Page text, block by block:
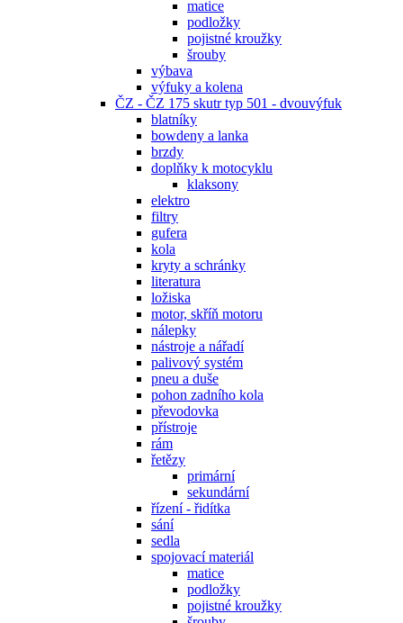
matice
podložky
pojistné kroužky
šrouby
výbava
výfuky a kolena
ČZ - ČZ 175 skutr typ 501 - dvouvýfuk
blatníky
bowdeny a lanka
brzdy
doplňky k motocyklu
klaksony
elektro
filtry
gufera
kola
kryty a schránky
literatura
ložiska
motor, skříň motoru
nálepky
nástroje a nářadí
palivový systém
pneu a duše
pohon zadního kola
převodovka
přístroje
rám
řetězy
primární
sekundární
řízení - řidítka
sání
sedla
spojovací materiál
matice
podložky
pojistné kroužky